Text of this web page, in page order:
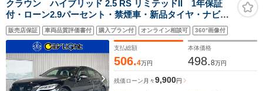
クラウン ハイブリッド 2.5 RS リミテッドII 1年保証
付・ローン2.9パーセント・禁煙車・新品タイヤ・ナビ・
TV・Bluetooth・バックモニター・トヨタセーフティ・ク
ルーズコントロール・ブラインドスポットモニター・シ
ートエアコン・黒レザーシート・ドラレコ
販売店保証 車両品質評価書付 購入プラン付 オンライン相談可 360°画像付
支払総額
506.4万円
本体価格
498.8万円
残価ローン 月々9,900円